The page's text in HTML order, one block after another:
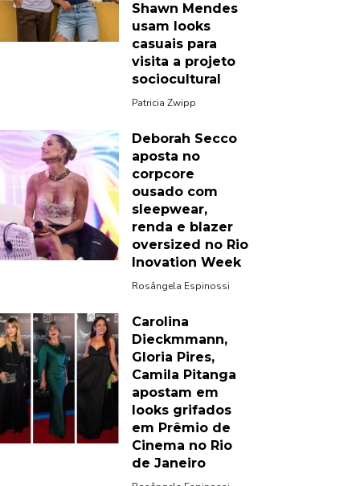
Shawn Mendes
usam looks
casuais para
visita a projeto
sociocultural
Patricia Zwipp
Deborah Secco
aposta no
corpcore
ousado com
sleepwear,
renda e blazer
oversized no Rio
Inovation Week
Rosângela Espinossi
Carolina
Dieckmmann,
Gloria Pires,
Camila Pitanga
apostam em
looks grifados
em Prêmio de
Cinema no Rio
de Janeiro